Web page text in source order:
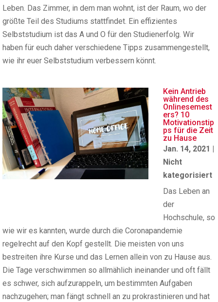
Leben. Das Zimmer, in dem man wohnt, ist der Raum, wo der
größte Teil des Studiums stattfindet. Ein effizientes
Selbststudium ist das A und O für den Studienerfolg. Wir
haben für euch daher verschiedene Tipps zusammengestellt,
wie ihr euer Selbststudium verbessern könnt.
Kein Antrieb
während des
Onlinesemest
ers? 10
Motivationstip
ps für die Zeit
zu Hause
Jan. 14, 2021 |
Nicht
kategorisiert
Das Leben an
der
Hochschule, so
wie wir es kannten, wurde durch die Coronapandemie
regelrecht auf den Kopf gestellt. Die meisten von uns
bestreiten ihre Kurse und das Lernen allein von zu Hause aus.
Die Tage verschwimmen so allmählich ineinander und oft fällt
es schwer, sich aufzurappeln, um bestimmten Aufgaben
nachzugehen; man fängt schnell an zu prokrastinieren und hat